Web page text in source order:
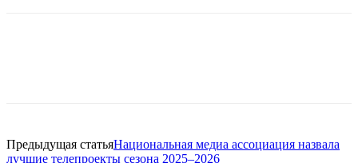
Предыдущая статьяНациональная медиа ассоциация назвала
лучшие телепроекты сезона 2025–2026